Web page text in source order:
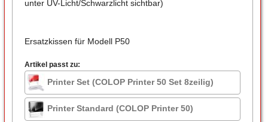
unter UV-Licht/Schwarzlicht sichtbar)
Ersatzkissen für Modell P50
Artikel passt zu:
Printer Set (COLOP Printer 50 Set 8zeilig)
Printer Standard (COLOP Printer 50)